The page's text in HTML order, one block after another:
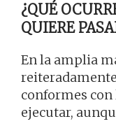
¿QUÉ
QUIERE
En la amplia
conformes con
ejecutar,